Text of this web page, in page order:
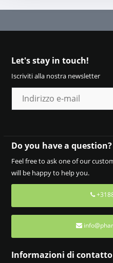
Let's stay in touch!
Iscriviti alla nostra newsletter
Do you have a question?
Feel free to ask one of our
will be happy to help you.
Informazioni di contatto